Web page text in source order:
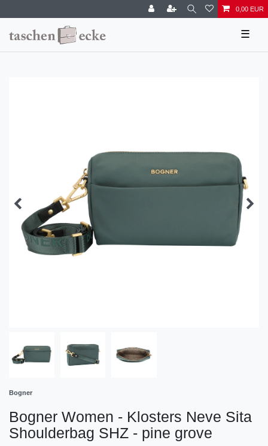
0,00 EUR
☰
Bogner
Bogner Women - Klosters Neve Sita
Shoulderbag SHZ - pine grove